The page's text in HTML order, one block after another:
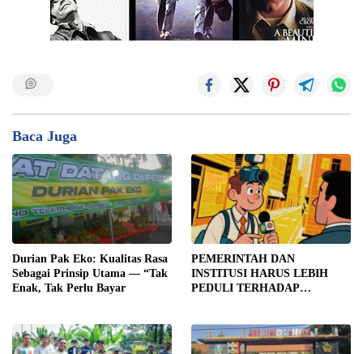
Baca Juga
Durian Pak Eko: Kualitas Rasa
Sebagai Prinsip Utama — “Tak
Enak, Tak Perlu Bayar
PEMERINTAH DAN
INSTITUSI HARUS LEBIH
PEDULI TERHADAP